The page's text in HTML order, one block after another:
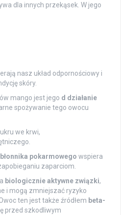
dla innych przekąsek. W jego
nasz układ odpornościowy i
skóry.
mango jest jego d działanie
spożywanie tego owocu
we krwi,
błonnika pokarmowego wspiera
zaparciom.
biologicznie aktywne związki,
i mogą zmniejszać ryzyko
ten jest także źródłem beta-
przed szkodliwym